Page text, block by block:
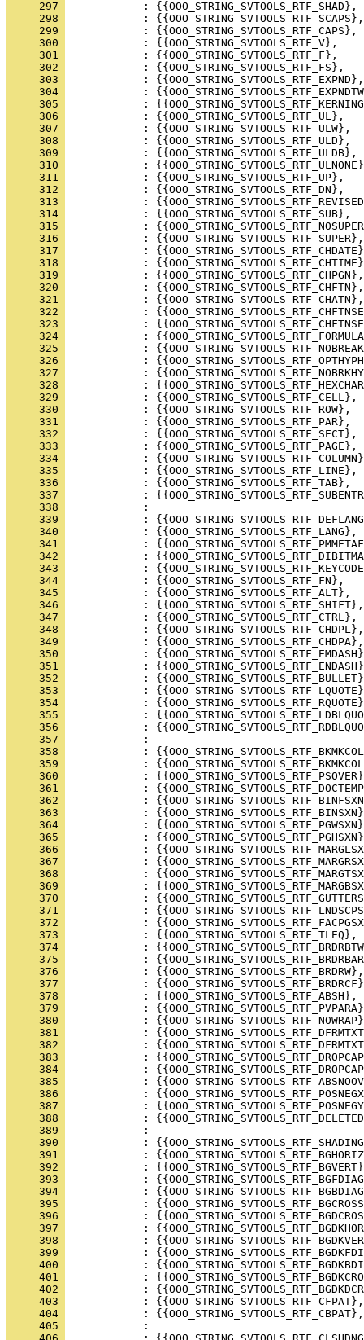
     297
     298
     299
     300
     301
     302
     303
     304
     305
     306
     307
     308
     309
     310
     311
     312
     313
     314
     315
     316
     317
     318
     319
     320
     321
     322
     323
     324
     325
     326
     327
     328
     329
     330
     331
     332
     333
     334
     335
     336
     337
     338
     339
     340
     341
     342
     343
     344
     345
     346
     347
     348
     349
     350
     351
     352
     353
     354
     355
     356
     357
     358
     359
     360
     361
     362
     363
     364
     365
     366
     367
     368
     369
     370
     371
     372
     373
     374
     375
     376
     377
     378
     379
     380
     381
     382
     383
     384
     385
     386
     387
     388
     389
     390
     391
     392
     393
     394
     395
     396
     397
     398
     399
     400
     401
     402
     403
     404
     405